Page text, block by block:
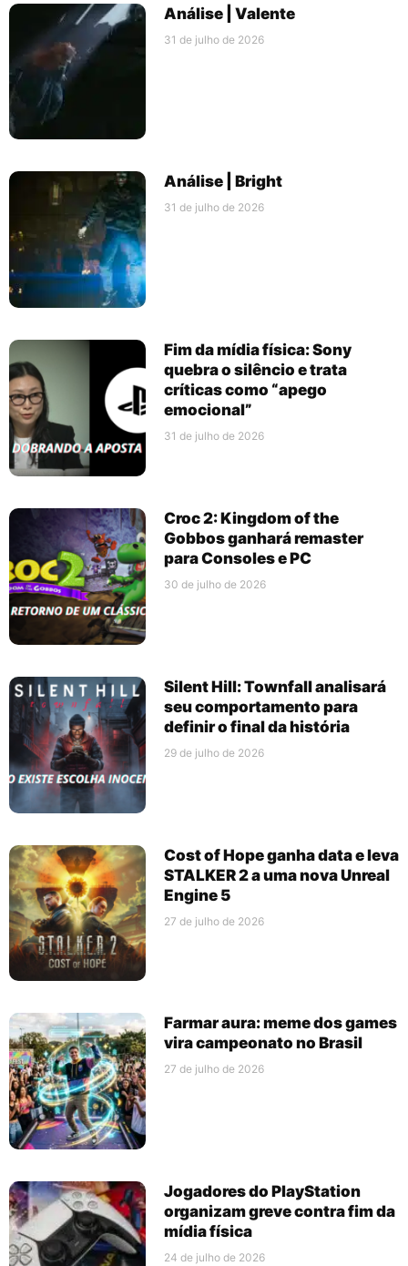
Análise | Valente
31 de julho de 2026
Análise | Bright
31 de julho de 2026
Fim da mídia física: Sony
quebra o silêncio e trata
críticas como “apego
emocional”
31 de julho de 2026
Croc 2: Kingdom of the
Gobbos ganhará remaster
para Consoles e PC
30 de julho de 2026
Silent Hill: Townfall analisará
seu comportamento para
definir o final da história
29 de julho de 2026
Cost of Hope ganha data e leva
STALKER 2 a uma nova Unreal
Engine 5
27 de julho de 2026
Farmar aura: meme dos games
vira campeonato no Brasil
27 de julho de 2026
Jogadores do PlayStation
organizam greve contra fim da
mídia física
24 de julho de 2026